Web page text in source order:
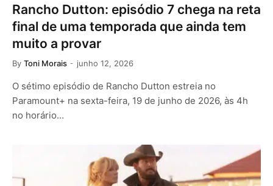
Rancho Dutton: episódio 7 chega na reta
final de uma temporada que ainda tem
muito a provar
By Toni Morais junho 12, 2026
O sétimo episódio de Rancho Dutton estreia no
Paramount+ na sexta-feira, 19 de junho de 2026, às 4h
no horário…